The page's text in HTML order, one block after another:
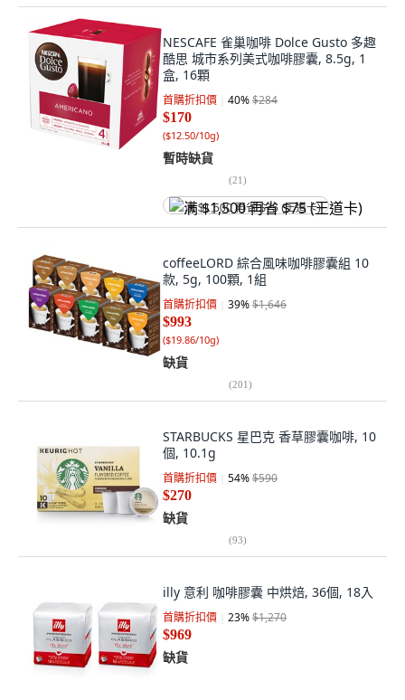
NESCAFE 雀巢咖啡 Dolce Gusto 多趣
酷思 城市系列美式咖啡膠囊, 8.5g, 1
盒, 16顆
首購折扣價 40%$284
$170
($12.50/10g)
暫時缺貨
(21)
满 $1,500 再省 $75 (王道卡)
coffeeLORD 綜合風味咖啡膠囊組 10
款, 5g, 100顆, 1組
首購折扣價 39%$1,646
$993
($19.86/10g)
缺貨
(201)
STARBUCKS 星巴克 香草膠囊咖啡, 10
個, 10.1g
首購折扣價 54%$590
$270
缺貨
(93)
illy 意利 咖啡膠囊 中烘焙, 36個, 18入
首購折扣價 23%$1,270
$969
缺貨